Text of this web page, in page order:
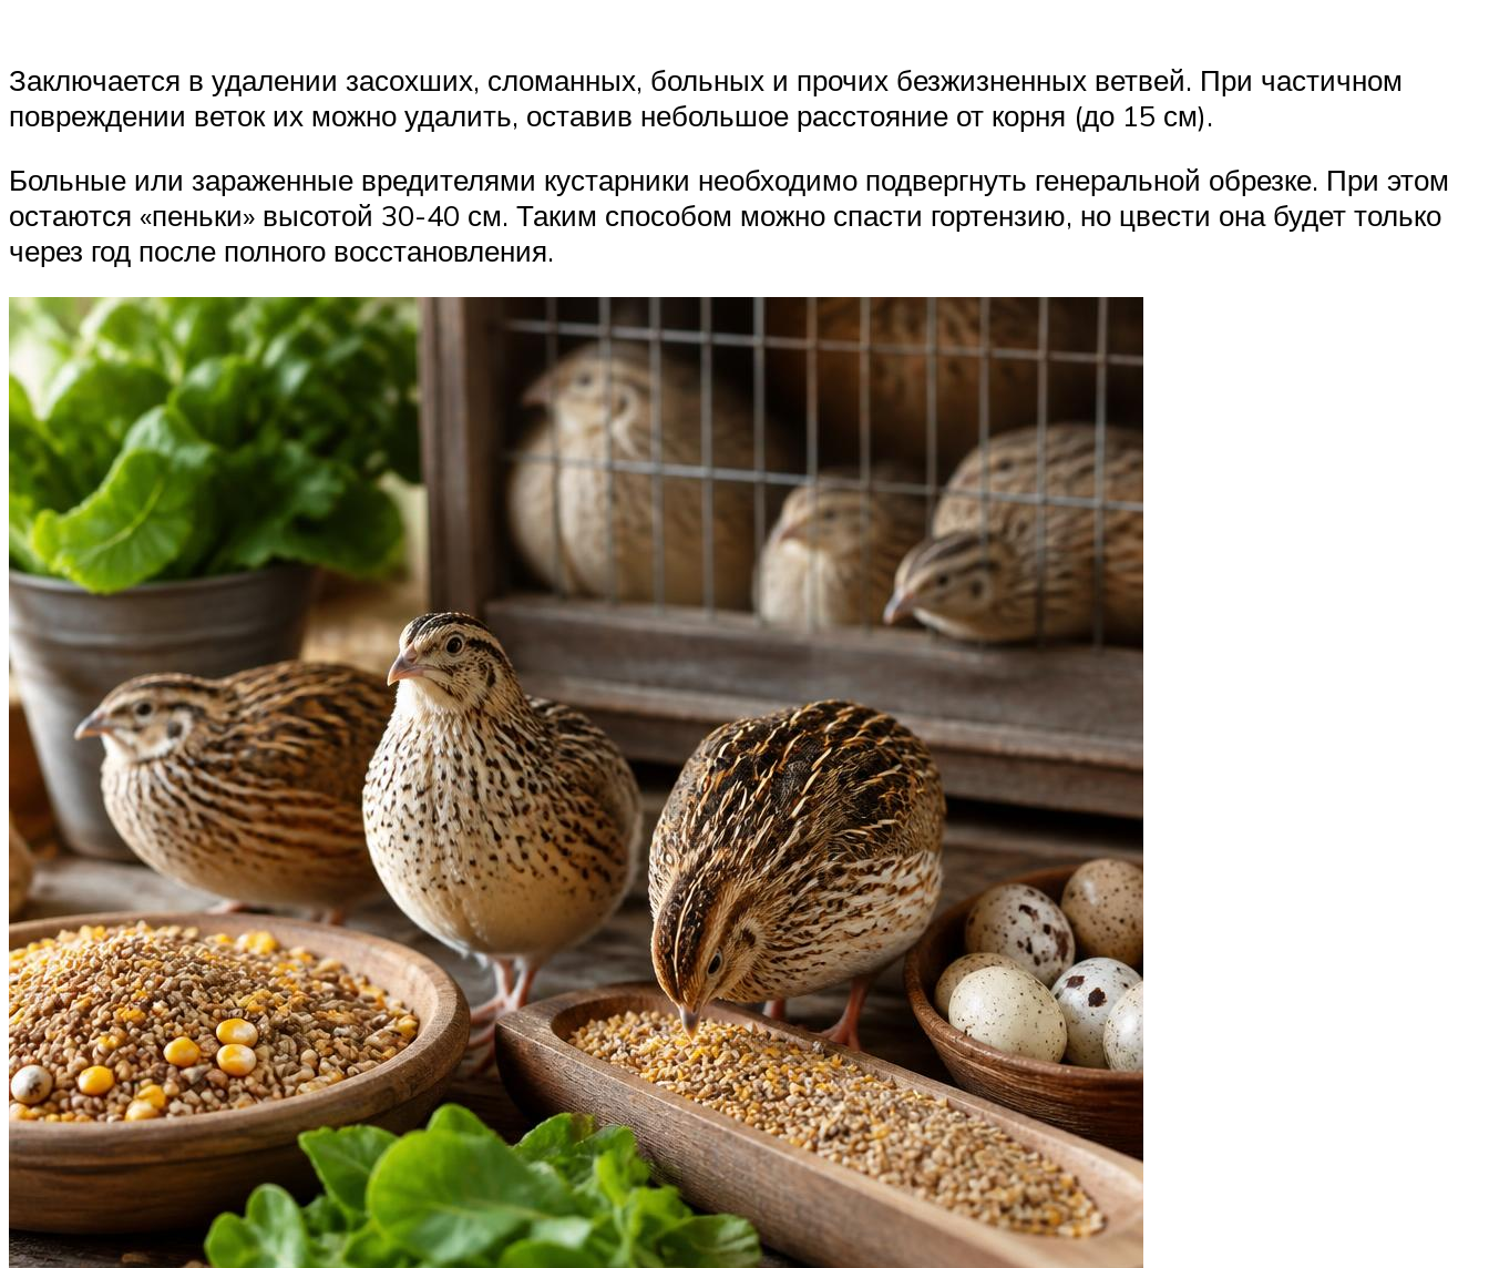
Заключается в удалении засохших, сломанных, больных и прочих безжизненных ветвей. При частичном
повреждении веток их можно удалить, оставив небольшое расстояние от корня (до 15 см).
Больные или зараженные вредителями кустарники необходимо подвергнуть генеральной обрезке. При этом
остаются «пеньки» высотой 30-40 см. Таким способом можно спасти гортензию, но цвести она будет только
через год после полного восстановления.